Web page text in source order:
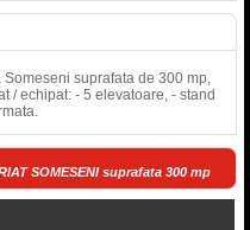
suprafata de 300 mp,
/ echipat: - 5 elevatoare, - stand
SOMESENI suprafata 300 mp